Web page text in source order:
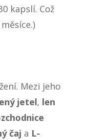
kapslí. Což
Mezi jeho
jetel, len
čaj a L-